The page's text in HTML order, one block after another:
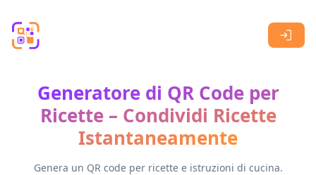
Generatore di QR Code per
Ricette – Condividi Ricette
Istantaneamente
Genera un QR code per ricette e istruzioni di cucina.